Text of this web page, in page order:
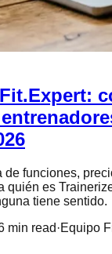
de funciones,
quién es
tiene sentido.
min read ·Equipo